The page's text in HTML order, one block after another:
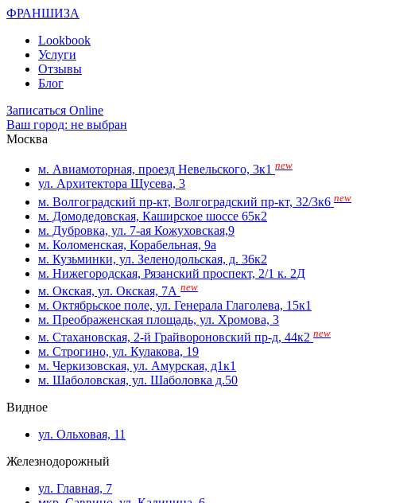
ФРАНШИЗА
Lookbook
Услуги
Отзывы
Блог
Записаться Online
Ваш город: не выбран
Москва
м. Авиамоторная, проезд Невельского, 3к1 new
ул. Архитектора Щусева, 3
м. Волгоградский пр-кт, Волгоградский пр-кт, 32/3к6 new
м. Домодедовская, Каширское шоссе 65к2
м. Дубровка, ул. 7-ая Кожуховская,9
м. Коломенская, Корабельная, 9а
м. Кузьминки, ул. Зеленодольская, д. 36к2
м. Нижегородская, Рязанский проспект, 2/1 к. 2Д
м. Окская, ул. Окская, 7А new
м. Октябрьское поле, ул. Генерала Глаголева, 15к1
м. Преображенская площадь, ул. Хромова, 3
м. Стахановская, 2-й Грайвороновский пр-д, 44к2 new
м. Строгино, ул. Кулакова, 19
м. Черкизовская, ул. Амурская, д1к1
м. Шаболовская, ул. Шаболовка д.50
Видное
ул. Ольховая, 11
Железнодорожный
ул. Главная, 7